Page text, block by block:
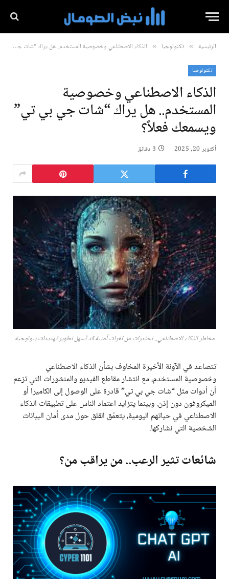
الرئيسية » تكنولوجيا » الذكاء الاصطناعي وخصوصية المستخدم.. هل يراك “شات جي بي تي” ويسمعك فعلاً؟
تكنولوجيا
الذكاء الاصطناعي وخصوصية
المستخدم.. هل يراك “شات جي بي تي”
ويسمعك فعلاً؟
أكتوبر 20, 2025 3 دقائق
مخاطر الذكاء الاصطناعي.. تحذيرات من ثغرات أمنية قد تُسهل تطوير تهديدات بيولوجية
تتصاعد في الآونة الأخيرة المخاوف بشأن الذكاء الاصطناعي
وخصوصية المستخدم، مع انتشار مقاطع الفيديو والمنشورات التي تزعم
أن أدوات مثل “شات جي بي تي” قادرة على الوصول إلى الكاميرا أو
الميكروفون دون إذن. وبينما يتزايد اعتماد الناس على تطبيقات الذكاء
الاصطناعي في حياتهم اليومية، يتعمّق القلق حول مدى أمان البيانات
الشخصية التي نشاركها.
شائعات تثير الرعب.. من يراقب من؟